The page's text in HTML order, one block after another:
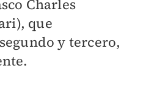
Charles
que
y tercero,